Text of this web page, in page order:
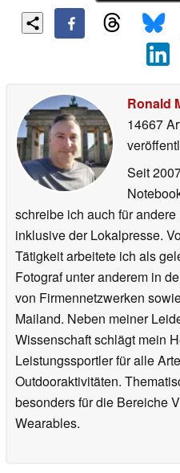
Ronald
14667
Seit
schreibe ich auch für
inklusive der Lokalpresse.
Tätigkeit arbeitete ich als
Fotograf unter anderem in
von Firmennetzwerken
Mailand. Neben meiner
Wissenschaft schlägt mein
Leistungssportler für alle
Outdooraktivitäten.
besonders für die Bereiche
Wearables.